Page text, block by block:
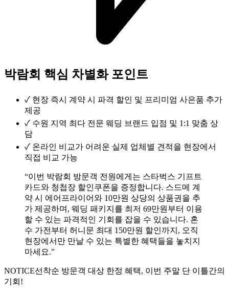
박람회 핵심 차별화 포인트
✓ 현장 즉시 계약 시 파격 할인 및 프리미엄 사은품 추가
제공
✓ 수원 지역 최다 전문 웨딩 브랜드 입점 및 1:1 맞춤 상
담
✓ 온라인 비교가 어려운 실제 업체별 견적을 현장에서
직접 비교 가능
“이번 박람회 방문객 전원에게는 스타벅스 기프트
카드와 청첩장 할인쿠폰을 증정합니다. 스드메 계
약 시 에어프라이어와 10만원 상당의 상품권을 추
가 제공하며, 웨딩 패키지를 최저 69만원부터 이용
할 수 있는 파격적인 기회를 잡을 수 있습니다. 혼
수 가전부터 허니문 최대 150만원 할인까지, 오직
현장에서만 만날 수 있는 특별한 혜택들을 놓치지
마세요.”
NOTICE선착순 방문객 대상 한정 혜택, 이번 주말 단 이틀간의
기회!